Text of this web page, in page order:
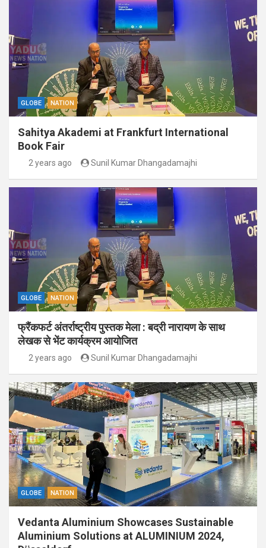
GLOBE NATION
Sahitya Akademi at Frankfurt International
Book Fair
2 years ago Sunil Kumar Dhangadamajhi
GLOBE NATION
फ्रैंकफर्ट अंतर्राष्ट्रीय पुस्तक मेला : बद्री नारायण के साथ
लेखक से भेंट कार्यक्रम आयोजित
2 years ago Sunil Kumar Dhangadamajhi
GLOBE NATION
Vedanta Aluminium Showcases Sustainable
Aluminium Solutions at ALUMINIUM 2024,